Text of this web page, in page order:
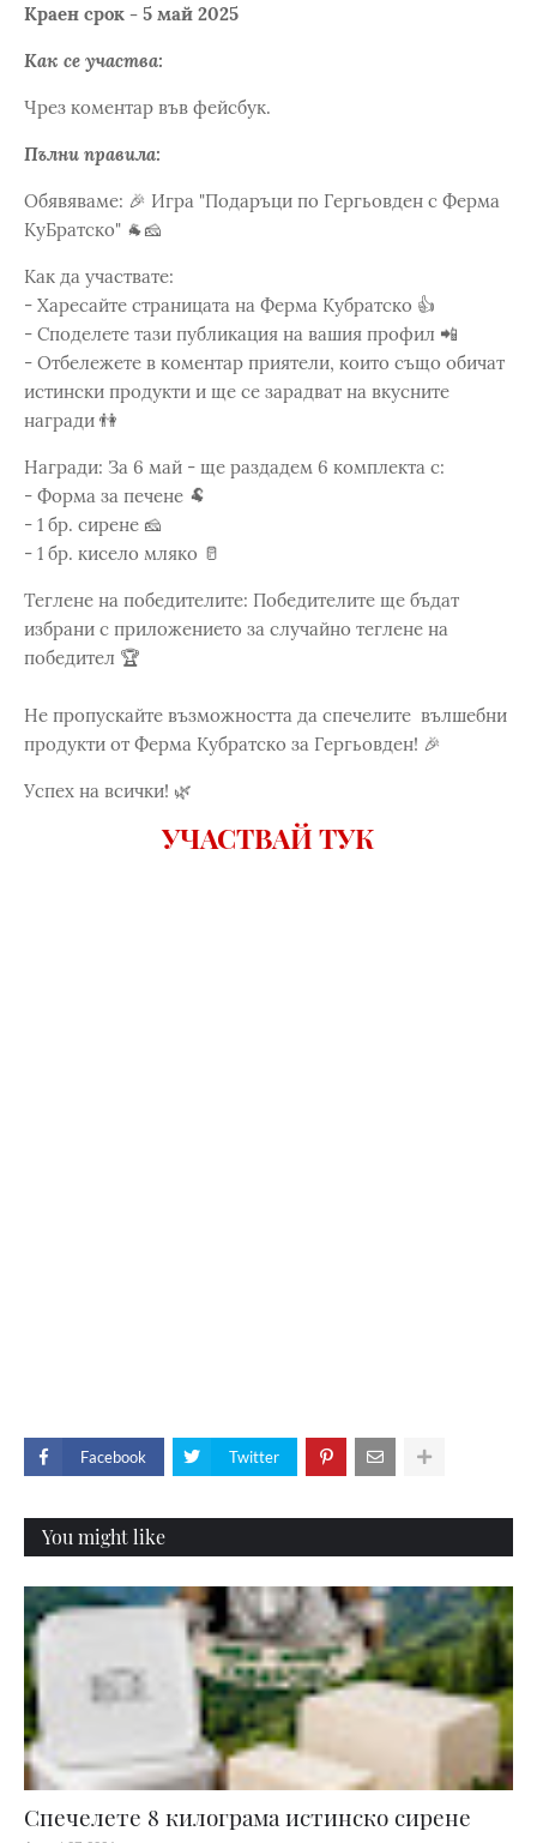
Краен срок - 5 май 2025
Как се участва:
Чрез коментар във фейсбук.
Пълни правила:
Обявяваме: 🎉 Игра "Подаръци по Гергьовден с Ферма
КуБратско" 🐐🧀
Как да участвате:
- Харесайте страницата на Ферма Кубратско 👍
- Споделете тази публикация на вашия профил 📲
- Отбележете в коментар приятели, които също обичат
истински продукти и ще се зарадват на вкусните
награди 👫
Награди: За 6 май - ще раздадем 6 комплекта с:
- Форма за печене 🐏
- 1 бр. сирене 🧀
- 1 бр. кисело мляко 🥛
Теглене на победителите: Победителите ще бъдат
избрани с приложението за случайно теглене на
победител 🏆
Не пропускайте възможността да спечелите вълшебни
продукти от Ферма Кубратско за Гергьовден! 🎉
Успех на всички! 🌿
УЧАСТВАЙ ТУК
Facebook Twitter
You might like
Спечелете 8 килограма истинско сирене